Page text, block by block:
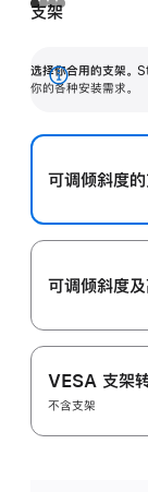
支架
选择你合用的支架。
你的各种安装需求。
展
可调倾斜度
可调倾斜度
VESA 支架
不含支架